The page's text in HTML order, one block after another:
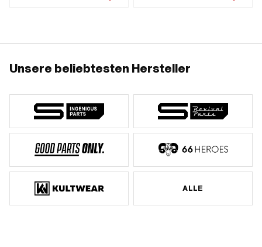
Unsere beliebtesten Hersteller
ALLE